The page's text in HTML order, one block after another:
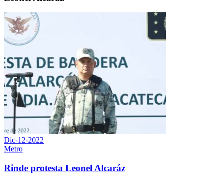
Dic-12-2022
Metro
Rinde protesta Leonel Alcaráz